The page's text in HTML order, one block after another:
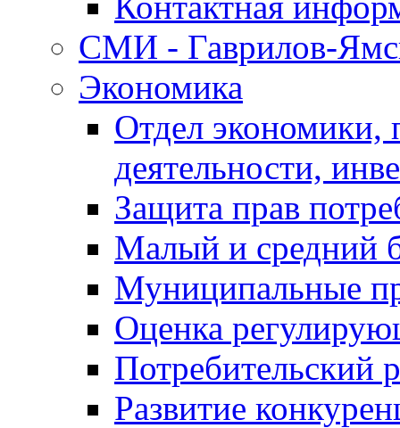
СМИ - Гаврилов-
Экономика
Отдел экономики,
деятельности,
Защита прав
Малый и средний
Муниципальные
Оценка
Потребительский
Развитие